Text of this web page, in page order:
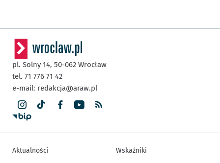
pl. Solny 14, 50-062 Wrocław
tel. 71 776 71 42
e-mail: redakcja@araw.pl
Aktualności
Wskaźniki